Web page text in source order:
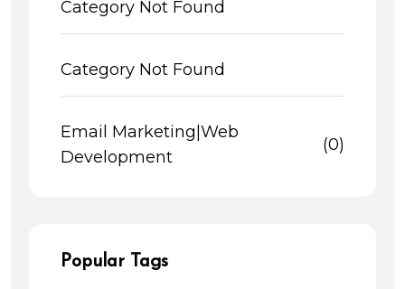
Category Not Found
Category Not Found
Email Marketing|Web
Development
(0)
Popular Tags